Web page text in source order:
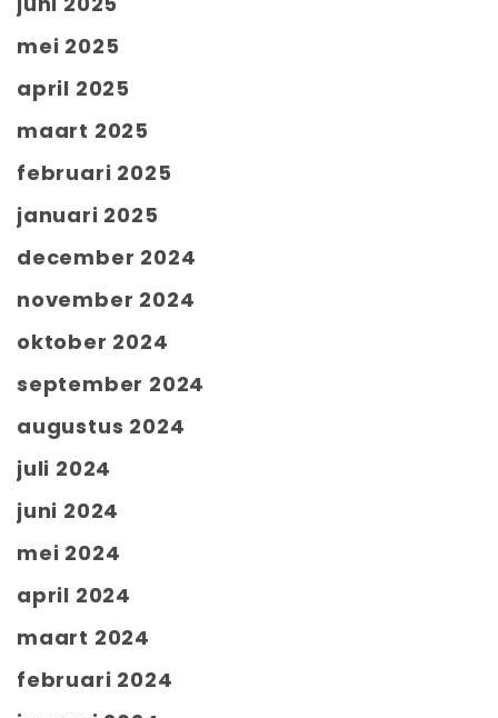
mei 2025
april 2025
maart 2025
februari 2025
januari 2025
december 2024
november 2024
oktober 2024
september 2024
augustus 2024
juli 2024
juni 2024
mei 2024
april 2024
maart 2024
februari 2024